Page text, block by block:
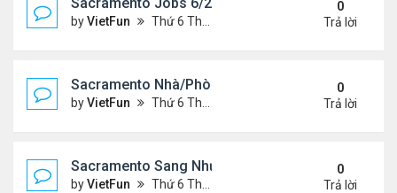
byVietFun Thứ 6 Tháng 6 25, 2021 2:02 pm
0
Trả lời
Sacramento Nhà/Phòng: 6/25/21- 7/2/21
byVietFun Thứ 6 Tháng 6 25, 2021 2:01 pm
0
Trả lời
Sacramento Sang Nhượng 6/25/21- 7/2/21
byVietFun Thứ 6 Tháng 6 25, 2021 1:54 pm
0
Trả lời